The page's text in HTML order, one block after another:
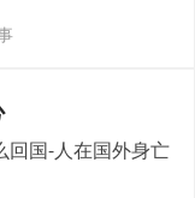
回国-人在国外身亡